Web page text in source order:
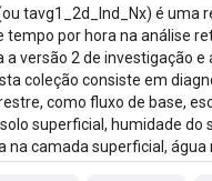
tavg1_2d_lnd_Nx) é uma
tempo por hora na análise
a versão 2 de investigação e
coleção consiste em
como fluxo de base,
superficial, humidade do
na camada superficial, água